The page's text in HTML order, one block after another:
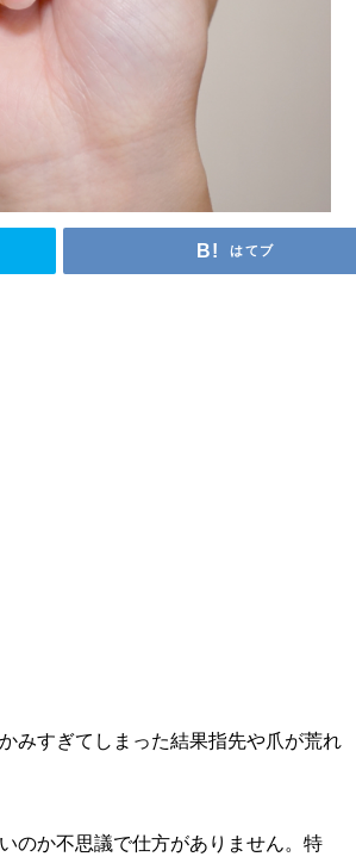
はてブ
みすぎてしまった結果指先や爪が荒れ
のか不思議で仕方がありません。特